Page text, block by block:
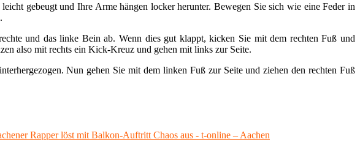
gebeugt und Ihre Arme hängen locker herunter. Bewegen Sie sich wie eine Feder in
und das linke Bein ab. Wenn dies gut klappt, kicken Sie mit dem rechten Fuß und
also mit rechts ein Kick-Kreuz und gehen mit links zur Seite.
Nun gehen Sie mit dem linken Fuß zur Seite und ziehen den rechten Fuß
Rapper löst mit Balkon-Auftritt Chaos aus - t-online – Aachen